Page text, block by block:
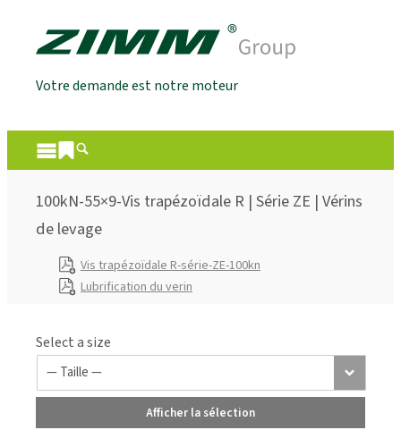
Votre demande est notre moteur
100kN-55×9-Vis trapézoïdale R | Série ZE | Vérins
de levage
Vis trapézoïdale R-série-ZE-100kn
Lubrification du verin
Select a size
Afficher la sélection